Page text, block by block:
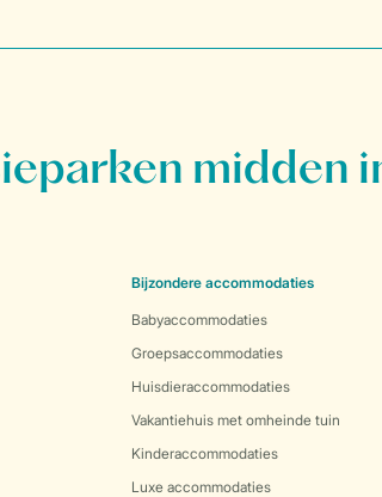
midden
Bijzondere accommodaties
Babyaccommodaties
Groepsaccommodaties
Huisdieraccommodaties
Vakantiehuis met omheinde tuin
Kinderaccommodaties
Luxe accommodaties